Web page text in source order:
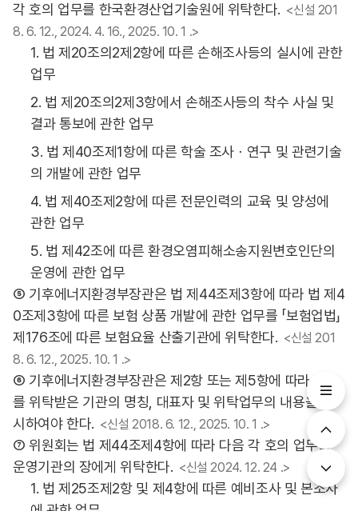
각 호의 업무를 한국환경산업기술원에 위탁한다. <신설 201
8. 6. 12., 2024. 4. 16., 2025. 10. 1 .>
1. 법 제20조의2제2항에 따른 손해조사등의 실시에 관한
업무
2. 법 제20조의2제3항에서 손해조사등의 착수 사실 및
결과 통보에 관한 업무
3. 법 제40조제1항에 따른 학술 조사ㆍ연구 및 관련기술
의 개발에 관한 업무
4. 법 제40조제2항에 따른 전문인력의 교육 및 양성에
관한 업무
5. 법 제42조에 따른 환경오염피해소송지원변호인단의
운영에 관한 업무
⑤ 기후에너지환경부장관은 법 제44조제3항에 따라 법 제4
0조제3항에 따른 보험 상품 개발에 관한 업무를 「보험업법」
제176조에 따른 보험요율 산출기관에 위탁한다. <신설 201
8. 6. 12., 2025. 10. 1 .>
⑥ 기후에너지환경부장관은 제2항 또는 제5항에 따라 업무
를 위탁받은 기관의 명칭, 대표자 및 위탁업무의 내용을 고
시하여야 한다. <신설 2018. 6. 12., 2025. 10. 1 .>
⑦ 위원회는 법 제44조제4항에 따라 다음 각 호의 업무를
운영기관의 장에게 위탁한다. <신설 2024. 12. 24 .>
1. 법 제25조제2항 및 제4항에 따른 예비조사 및 본조사